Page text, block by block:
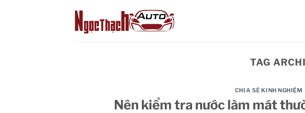
TAG
CHIA SẺ KINH NGHIỆM
Nên kiểm tra nước làm mát